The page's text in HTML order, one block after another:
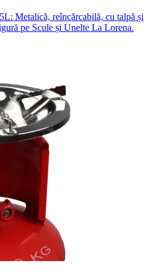
Metalică, reîncărcabilă, cu talpă și
pe Scule și Unelte La Lorena.